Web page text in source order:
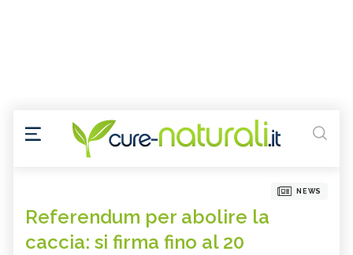
NEWS
Referendum per abolire la
caccia: si firma fino al 20